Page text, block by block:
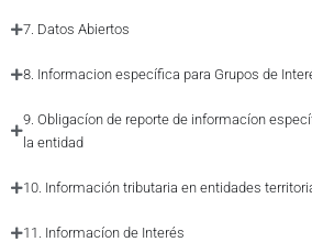
7. Datos Abiertos
8. Informacion específica para Grupos de
9. Obligacíon de reporte de informacíon
la entidad
10. Información tributaria en entidades
11. Informacíon de Interés